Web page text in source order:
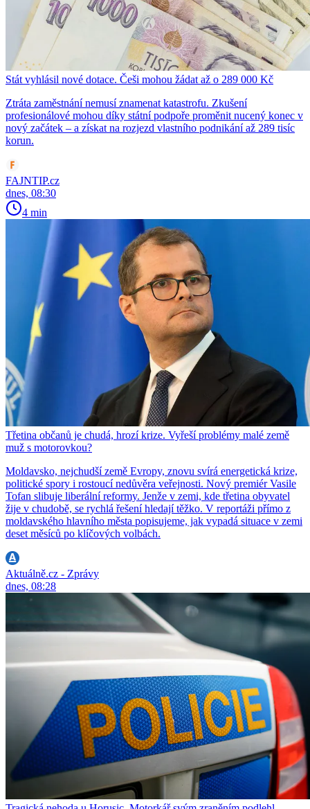
Stát vyhlásil nové dotace. Češi mohou žádat až o 289 000 Kč
Ztráta zaměstnání nemusí znamenat katastrofu. Zkušení
profesionálové mohou díky státní podpoře proměnit nucený konec v
nový začátek – a získat na rozjezd vlastního podnikání až 289 tisíc
korun.
FAJNTIP.cz
dnes, 08:30
4 min
Třetina občanů je chudá, hrozí krize. Vyřeší problémy malé země
muž s motorovkou?
Moldavsko, nejchudší země Evropy, znovu svírá energetická krize,
politické spory i rostoucí nedůvěra veřejnosti. Nový premiér Vasile
Tofan slibuje liberální reformy. Jenže v zemi, kde třetina obyvatel
žije v chudobě, se rychlá řešení hledají těžko. V reportáži přímo z
moldavského hlavního města popisujeme, jak vypadá situace v zemi
deset měsíců po klíčových volbách.
Aktuálně.cz - Zprávy
dnes, 08:28